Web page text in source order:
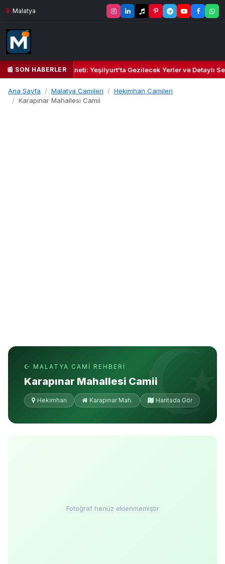
Malatya
📰 SON HABERLER
Kalbi ve Kültür Cenneti: Yeşilyurt’ta Gezilecek Yerler ve Detaylı
Ana Sayfa Malatya Camileri
Hekimhan Camileri
Karapınar Mahallesi Camii
☪ MALATYA CAMI REHBERI
Karapınar Mahallesi Camii
Hekimhan Karapınar Mah. Haritada Gör
Fotoğraf henüz eklenmemiştir